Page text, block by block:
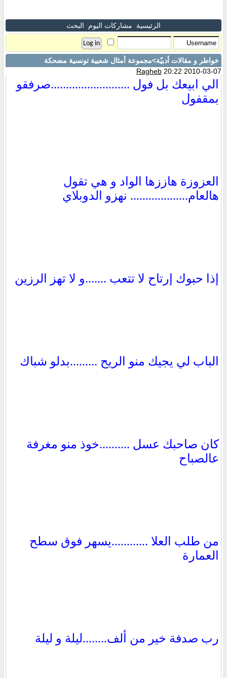
الرئيسية مشاركات اليوم البحث
خواطر و مقالات أدبيّة>مجموعة أمثال شعبية تونسية مضحكة
Ragheb20:22 2010-03-07
الي ابيعك بل فول ..........................صرفقو
بمقفول
العزوزة هاززها الواد و هي تقول
هالعام................... نهزو الدوبلاي
إذا حبوك إرتاح لا تتعب .......و لا تهز الرزين
الباب لي يجيك منو الريح .........بدلو شباك
كان صاحبك عسل ..........خوذ منو مغرفة
عالصباح
من طلب العلا ............يسهر فوق سطح
العمارة
رب صدفة خير من ألف........ليلة و ليلة